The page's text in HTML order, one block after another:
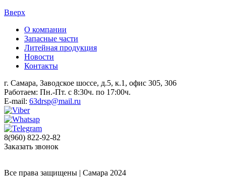
Вверх
О компании
Запасные части
Литейная продукция
Новости
Контакты
г. Самара, Заводское шоссе, д.5, к.1, офис 305, 306
Работаем: Пн.-Пт. с 8:30ч. по 17:00ч.
E-mail: 63drsp@mail.ru
8(960) 822-92-82
Заказать звонок
Все права защищены | Самара 2024